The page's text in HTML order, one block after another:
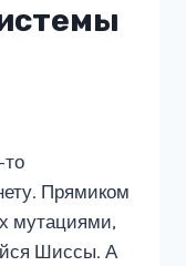
Прямиком
мутациями,
Шиссы. А